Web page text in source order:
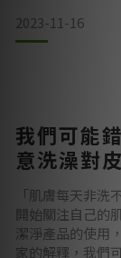
業頭皮達人強力
隨著氣溫逐漸下
低，乾燥的天氣
2023-11-16
我們可能
意洗澡對
「肌膚每天非
開始關注自己的
潔淨產品的使用
家的解釋，我們